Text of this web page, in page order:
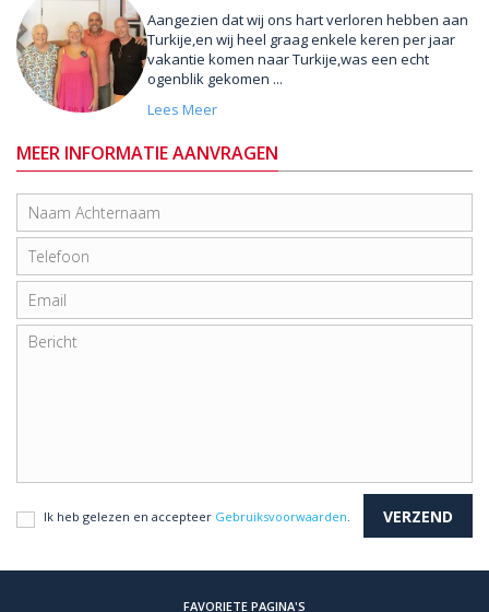
Aangezien dat wij ons hart verloren hebben aan
Turkije,en wij heel graag enkele keren per jaar
vakantie komen naar Turkije,was een echt
ogenblik gekomen ...
Lees Meer
MEER INFORMATIE AANVRAGEN
Ik heb gelezen en accepteer Gebruiksvoorwaarden
FAVORIETE PAGINA'S